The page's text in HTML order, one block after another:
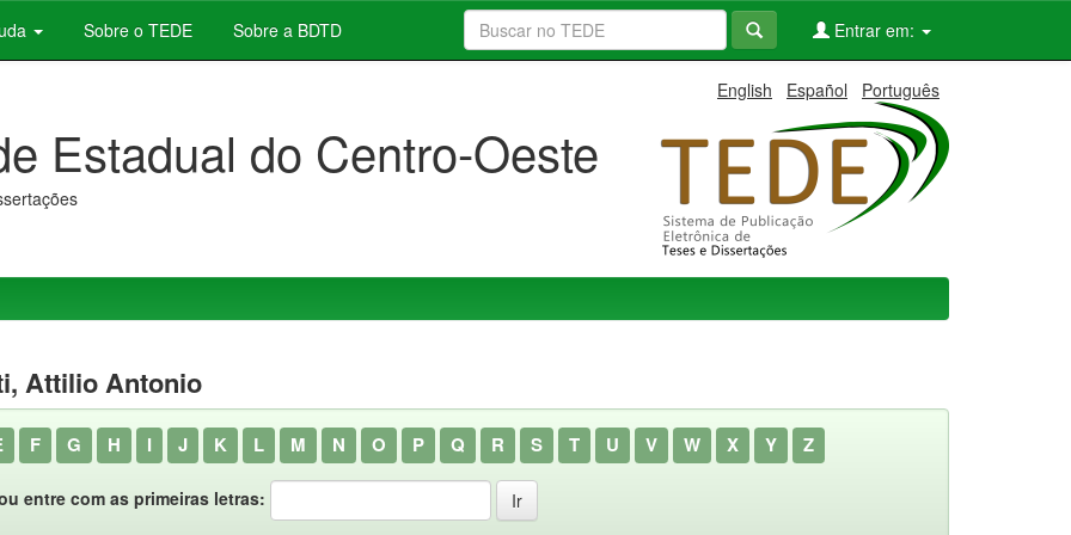
Sobre o TEDE Sobre a BDTD Entrar em:
English Español Português
Estadual do Centro-Oeste
Attilio Antonio
F G H I J K L M N O P Q R S T U V W X Y Z
entre com as primeiras letras: